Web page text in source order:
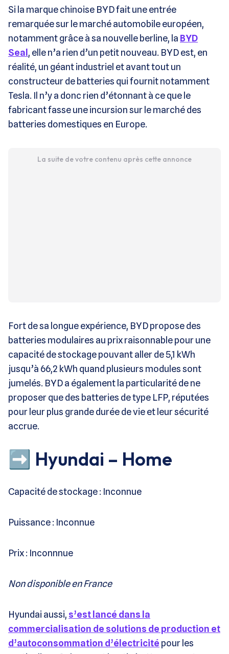
Si la marque chinoise BYD fait une entrée
remarquée sur le marché automobile européen,
notamment grâce à sa nouvelle berline, la BYD
Seal, elle n’a rien d’un petit nouveau. BYD est, en
réalité, un géant industriel et avant tout un
constructeur de batteries qui fournit notamment
Tesla. Il n’y a donc rien d’étonnant à ce que le
fabricant fasse une incursion sur le marché des
batteries domestiques en Europe.
La suite de votre contenu après cette annonce
Fort de sa longue expérience, BYD propose des
batteries modulaires au prix raisonnable pour une
capacité de stockage pouvant aller de 5,1 kWh
jusqu’à 66,2 kWh quand plusieurs modules sont
jumelés. BYD a également la particularité de ne
proposer que des batteries de type LFP, réputées
pour leur plus grande durée de vie et leur sécurité
accrue.
➡️ Hyundai – Home
Capacité de stockage : Inconnue
Puissance : Inconnue
Prix : Inconnnue
Non disponible en France
Hyundai aussi, s’est lancé dans la
commercialisation de solutions de production et
d’autoconsommation d’électricité pour les